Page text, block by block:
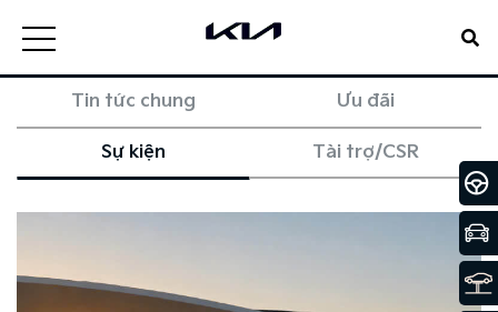
Tin tức chung Ưu đãi
Sự kiện Tài trợ/CSR